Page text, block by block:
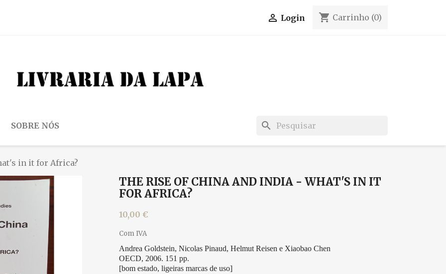
 Login shopping_cart Carrinho (0)
SOBRE NÓS search
in it for Africa?
THE RISE OF CHINA AND INDIA - WHAT'S IN IT
FOR AFRICA?
10,00 €
Com IVA
Andrea Goldstein, Nicolas Pinaud, Helmut Reisen e Xiaobao Chen
OECD, 2006. 151 pp.
[bom estado, ligeiras marcas de uso]